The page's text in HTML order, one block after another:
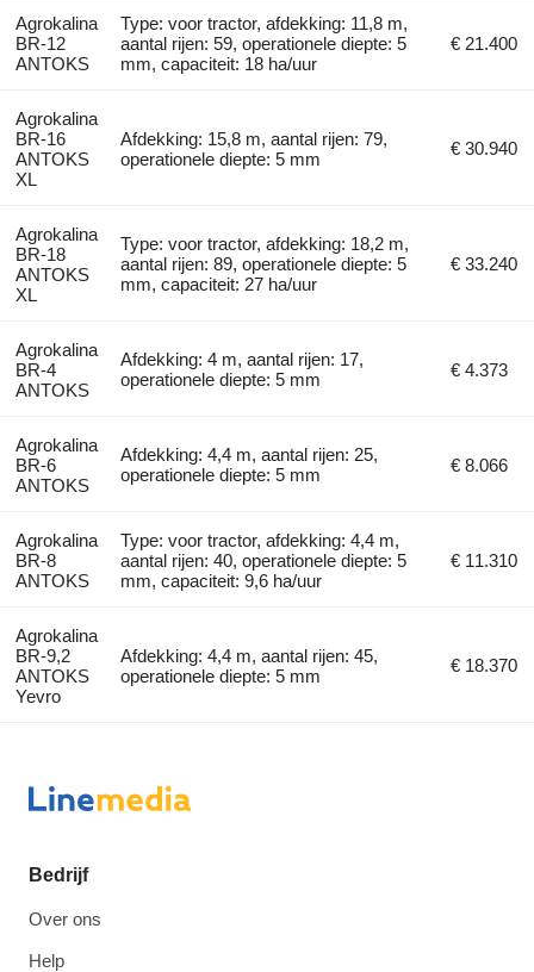
Agrokalina
BR-12
ANTOKS
Type: voor tractor, afdekking: 11,8 m,
aantal rijen: 59, operationele diepte: 5
mm, capaciteit: 18 ha/uur
€ 21.400
Agrokalina
BR-16
ANTOKS
XL
Afdekking: 15,8 m, aantal rijen: 79,
operationele diepte: 5 mm
€ 30.940
Agrokalina
BR-18
ANTOKS
XL
Type: voor tractor, afdekking: 18,2 m,
aantal rijen: 89, operationele diepte: 5
mm, capaciteit: 27 ha/uur
€ 33.240
Agrokalina
BR-4
ANTOKS
Afdekking: 4 m, aantal rijen: 17,
operationele diepte: 5 mm
€ 4.373
Agrokalina
BR-6
ANTOKS
Afdekking: 4,4 m, aantal rijen: 25,
operationele diepte: 5 mm
€ 8.066
Agrokalina
BR-8
ANTOKS
Type: voor tractor, afdekking: 4,4 m,
aantal rijen: 40, operationele diepte: 5
mm, capaciteit: 9,6 ha/uur
€ 11.310
Agrokalina
BR-9,2
ANTOKS
Yevro
Afdekking: 4,4 m, aantal rijen: 45,
operationele diepte: 5 mm
€ 18.370
Bedrijf
Over ons
Help